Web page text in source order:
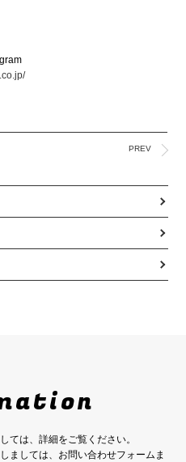
PREV
ては、詳細をご覧ください。
ましては、お問い合わせフォームま